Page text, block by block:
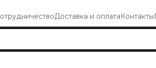
Доставка и оплатаКонтакты